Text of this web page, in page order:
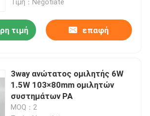
Τιμή：Negotiate
τιμή επαφή
3way ανώτατος ομιλητής 6W
1.5W 103×80mm ομιλητών
συστημάτων PA
MOQ：2